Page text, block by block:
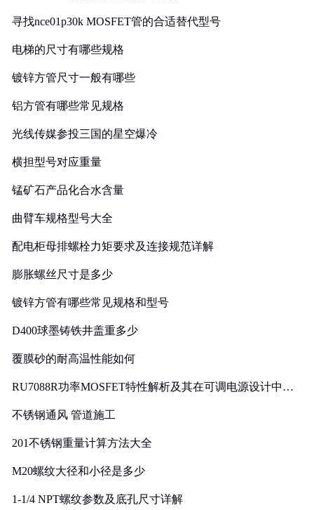
寻找nce01p30k MOSFET管的合适替代型号
电梯的尺寸有哪些规格
镀锌方管尺寸一般有哪些
铝方管有哪些常见规格
光线传媒参投三国的星空爆冷
横担型号对应重量
锰矿石产品化合水含量
曲臂车规格型号大全
配电柜母排螺栓力矩要求及连接规范详解
膨胀螺丝尺寸是多少
镀锌方管有哪些常见规格和型号
D400球墨铸铁井盖重多少
覆膜砂的耐高温性能如何
RU7088R功率MOSFET特性解析及其在可调电源设计中的
不锈钢通风 管道施工
201不锈钢重量计算方法大全
M20螺纹大径和小径是多少
1-1/4 NPT螺纹参数及底孔尺寸详解